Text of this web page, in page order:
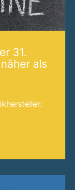
31.
als